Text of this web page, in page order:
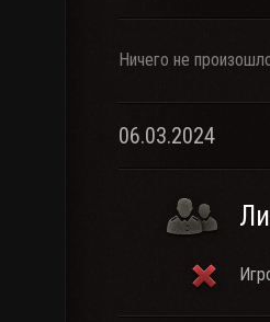
Ничего не
06.03.2024